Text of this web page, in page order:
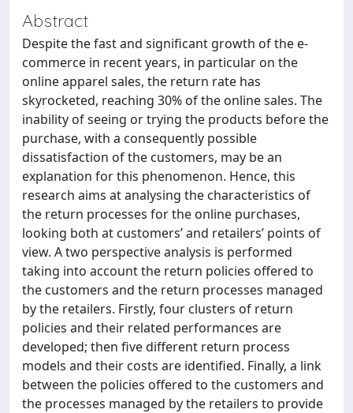
Abstract
Despite the fast and significant growth of the e-
commerce in recent years, in particular on the
online apparel sales, the return rate has
skyrocketed, reaching 30% of the online sales. The
inability of seeing or trying the products before the
purchase, with a consequently possible
dissatisfaction of the customers, may be an
explanation for this phenomenon. Hence, this
research aims at analysing the characteristics of
the return processes for the online purchases,
looking both at customers’ and retailers’ points of
view. A two perspective analysis is performed
taking into account the return policies offered to
the customers and the return processes managed
by the retailers. Firstly, four clusters of return
policies and their related performances are
developed; then five different return process
models and their costs are identified. Finally, a link
between the policies offered to the customers and
the processes managed by the retailers to provide